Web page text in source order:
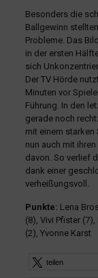
Besonders die
Ballgewinn
Probleme. Das
in der ersten
sich
Der TV Hörde
Minuten vor
Führung. In den
gerade noch
mit einem
nun auch mit
davon. So verlief
dank einer
verheißungsvoll.
Punkte: Lena
(8), Vivi Pfister
(2), Yvonne Karst
teilen